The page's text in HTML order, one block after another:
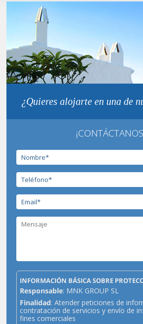
¿Quieres alojarte en una de
INFORMACIÓN BÁSICA SOBRE
Responsable: MNK GROUP SL
Finalidad: Atender peticiones de
contratación de servicios y envío de
fines comerciales